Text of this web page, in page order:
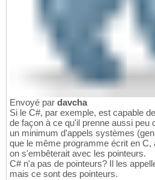
Envoyé par davcha
Si le C#, par exemple, est capable
de façon à ce qu'il prenne aussi peu
un minimum d'appels systèmes
que le même programme écrit en C,
on s'embêterait avec les pointeurs.
C# n'a pas de pointeurs? Il les
mais ce sont des pointeurs.